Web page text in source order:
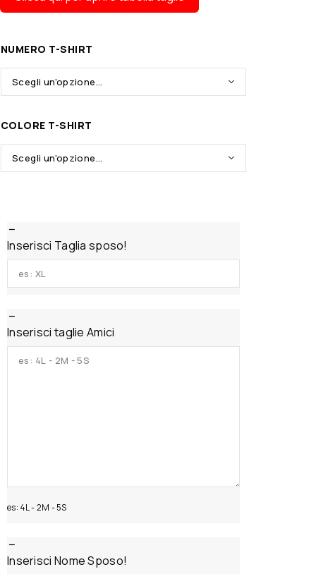
NUMERO T-SHIRT
COLORE T-SHIRT
Inserisci Taglia sposo!
Inserisci taglie Amici
es: 4L - 2M - 5S
Inserisci Nome Sposo!